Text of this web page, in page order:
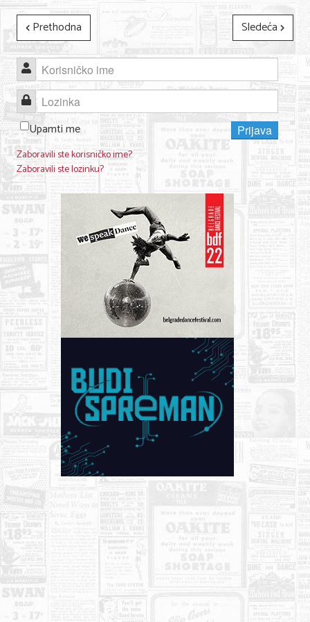
Prethodna
Sledeća
Korisničko ime
Lozinka
Upamti me
Prijava
Zaboravili ste korisničko ime?
Zaboravili ste lozinku?